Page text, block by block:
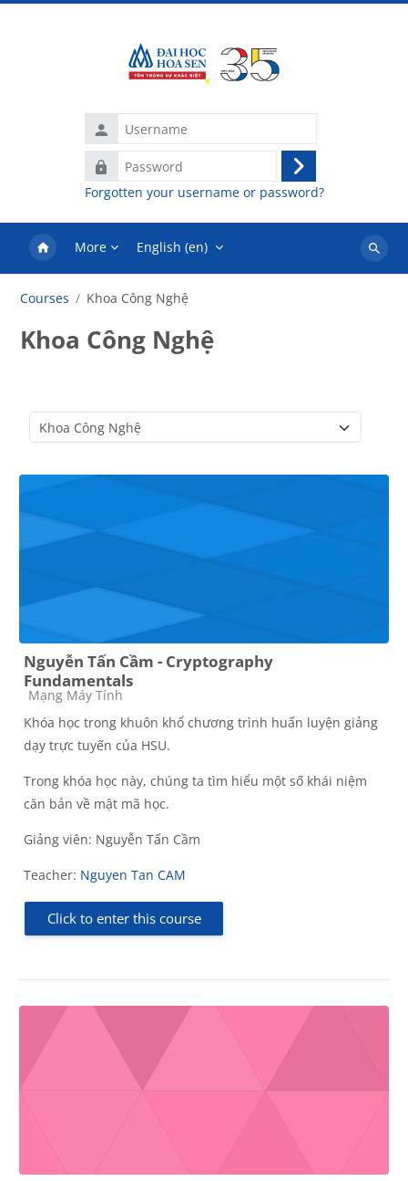
Username
Password
Log
in
Forgotten your username or password?
More English ‎(en)‎
Search
Courses Khoa Công Nghệ
Khoa Công Nghệ
Nguyễn Tấn Cầm - Cryptography
Fundamentals
Course category
Mạng Máy Tính
Khóa học trong khuôn khổ chương trình huấn luyện giảng
dạy trực tuyến của HSU.
Trong khóa học này, chúng ta tìm hiểu một số khái niệm
căn bản về mật mã học.
Giảng viên: Nguyễn Tấn Cầm
Teacher: Nguyen Tan CAM
Click to enter this course